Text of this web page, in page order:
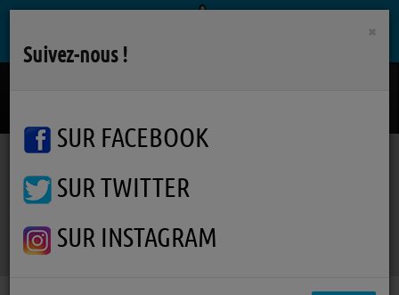
Podcasts Furie de Temps
Furie de Temps
×
Suivez-nous !
SUR FACEBOOK
SUR TWITTER
SUR INSTAGRAM